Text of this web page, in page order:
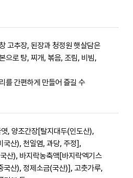
고추장, 된장과 청정원 햇살담은
으로 탕, 찌개, 볶음, 조림, 비빔,
를 간편하게 만들어 즐길 수
, 양조간장[탈지대두(인도산),
국산), 천일염, 과당, 주정],
산), 바지락농축액[바지락엑기스
국산), 정제소금(국산)], 고춧가루,